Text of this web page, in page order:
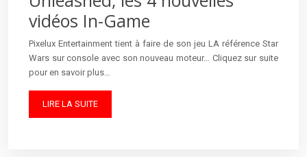
vidéos In-Game
Pixelux Entertainment tient à faire de son jeu LA référence Star
Wars sur console avec son nouveau moteur… Cliquez sur suite
pour en savoir plus…
LIRE LA SUITE